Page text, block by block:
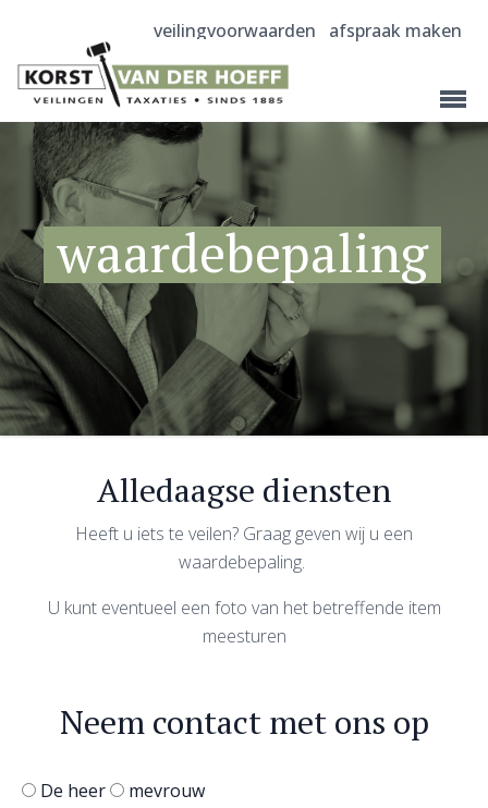
veilingvoorwaarden afspraak maken
waardebepaling
Alledaagse diensten
Heeft u iets te veilen? Graag geven wij u een
waardebepaling.
U kunt eventueel een foto van het betreffende item
meesturen
Neem contact met ons op
De heer mevrouw